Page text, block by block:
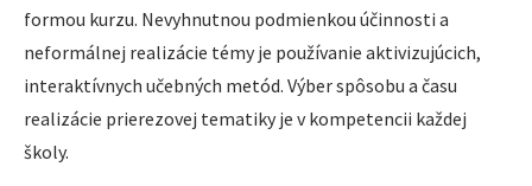
formou kurzu. Nevyhnutnou podmienkou účinnosti a
neformálnej realizácie témy je používanie aktivizujúcich,
interaktívnych učebných metód. Výber spôsobu a času
realizácie prierezovej tematiky je v kompetencii každej
školy.